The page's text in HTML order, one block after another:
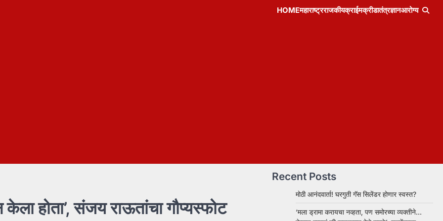
HOMEमहाराष्ट्रराजकीयक्राईमक्रीडातंत्रज्ञानआरोग्य
होता’, संजय राऊतांचा गौप्यस्फोट
Recent Posts
मोठी आनंदवार्ता! घरगुती गॅस सिलेंडर होणार स्वस्त?
‘मला ड्रामा करायचा नव्हता, पण समोरच्या व्यक्तीने…